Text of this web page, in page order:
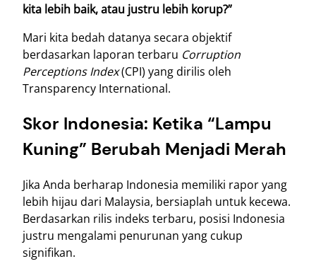
kita lebih baik, atau justru lebih korup?”
Mari kita bedah datanya secara objektif
berdasarkan laporan terbaru Corruption
Perceptions Index(CPI) yang dirilis oleh
Transparency International.
Skor Indonesia: Ketika “Lampu
Kuning” Berubah Menjadi Merah
Jika Anda berharap Indonesia memiliki rapor yang
lebih hijau dari Malaysia, bersiaplah untuk kecewa.
Berdasarkan rilis indeks terbaru, posisi Indonesia
justru mengalami penurunan yang cukup
signifikan.